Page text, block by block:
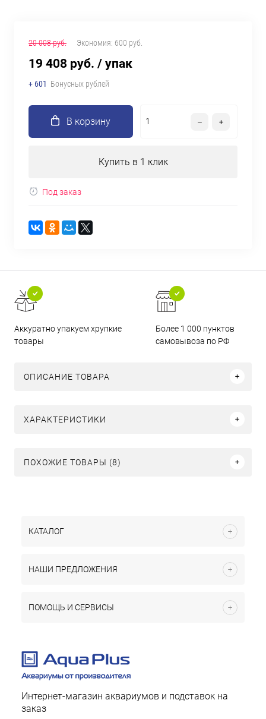
20 008 руб. Экономия: 600 руб.
19 408 руб. / упак
+ 601 Бонусных рублей
В корзину
Купить в 1 клик
Под заказ
Аккуратно упакуем хрупкие
товары
Более 1 000 пунктов
самовывоза по РФ
ОПИСАНИЕ ТОВАРА
ХАРАКТЕРИСТИКИ
ПОХОЖИЕ ТОВАРЫ (8)
КАТАЛОГ
НАШИ ПРЕДЛОЖЕНИЯ
ПОМОЩЬ И СЕРВИСЫ
Интернет-магазин аквариумов и подставок на
заказ